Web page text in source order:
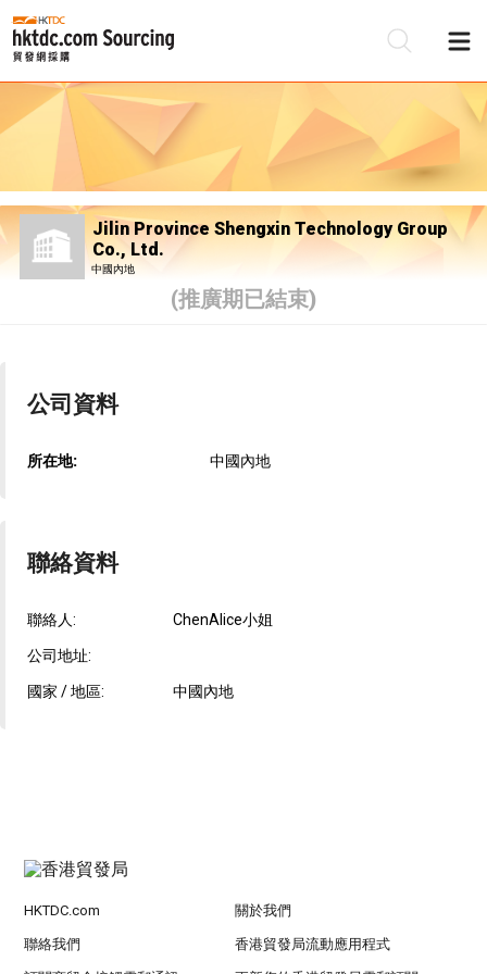
Jilin Province Shengxin Technology Group
Co., Ltd.
中國內地
(推廣期已結束)
公司資料
所在地: 中國內地
聯絡資料
聯絡人: ChenAlice小姐
公司地址:
國家 / 地區: 中國內地
HKTDC.com 關於我們
聯絡我們 香港貿發局流動應用程式